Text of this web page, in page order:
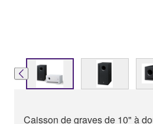
Caisson de graves de 10" à